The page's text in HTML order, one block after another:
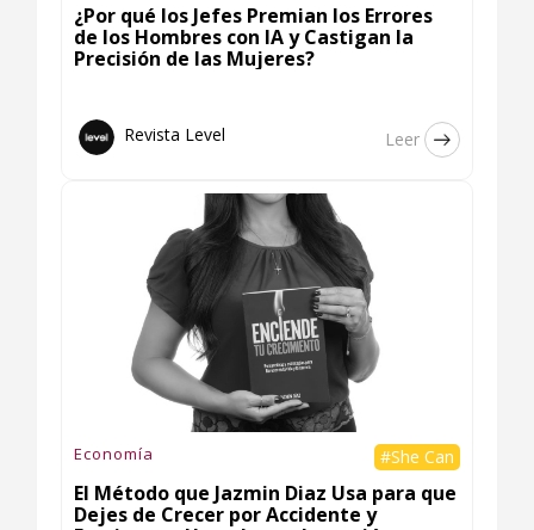
¿Por qué los Jefes Premian los Errores
de los Hombres con IA y Castigan la
Precisión de las Mujeres?
Revista Level Leer
Economía #She Can
El Método que Jazmin Diaz Usa para que
Dejes de Crecer por Accidente y